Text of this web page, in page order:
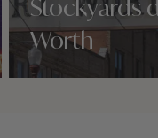
Stockyards
Worth